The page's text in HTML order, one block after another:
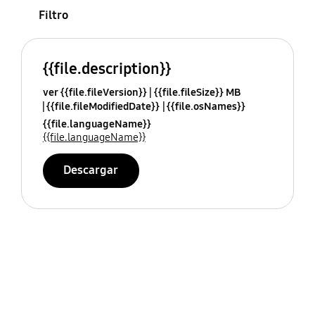
Filtro
{{file.description}}
ver {{file.fileVersion}} {{file.fileSize}} MB
{{file.fileModifiedDate}} {{file.osNames}}
{{file.languageName}}
{{file.languageName}}
Descargar